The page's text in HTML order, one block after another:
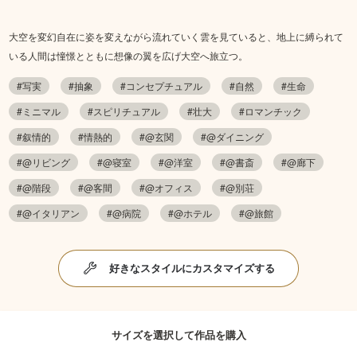
大空を変幻自在に姿を変えながら流れていく雲を見ていると、地上に縛られて
いる人間は憧憬とともに想像の翼を広げ大空へ旅立つ。
#写実 #抽象 #コンセプチュアル #自然
#生命
#ミニマル
#スピリチュアル #壮大
#ロマンチック
#叙情的
#情熱的 #@玄関
#@ダイニング
#@リビング
#@寝室 #@洋室 #@書斎
#@廊下
#@階段
#@客間 #@オフィス
#@別荘
#@イタリアン
#@病院 #@ホテル #@旅館
好きなスタイルにカスタマイズする
サイズを選択して作品を購入